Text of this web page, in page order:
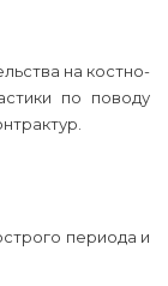
на костно-
по поводу
периода и